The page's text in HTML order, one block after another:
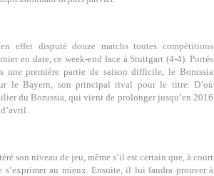
effet disputé douze matchs toutes compétitions
en date, ce week-end face à Stuttgart (4-4). Portés
une première partie de saison difficile, le Borussia
le Bayern, son principal rival pour le titre. D’où
du Borussia, qui vient de prolonger jusqu’en 2016
son niveau de jeu, même s’il est certain que, à court
au mieux. Ensuite, il lui faudra prouver à